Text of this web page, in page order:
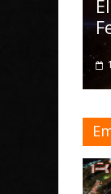
El
12 julio,